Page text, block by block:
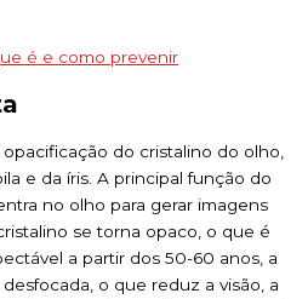
é e como prevenir
do cristalino do olho,
e da íris. A principal função do
no olho para gerar imagens
se torna opaco, o que é
a partir dos 50-60 anos, a
o que reduz a visão, a